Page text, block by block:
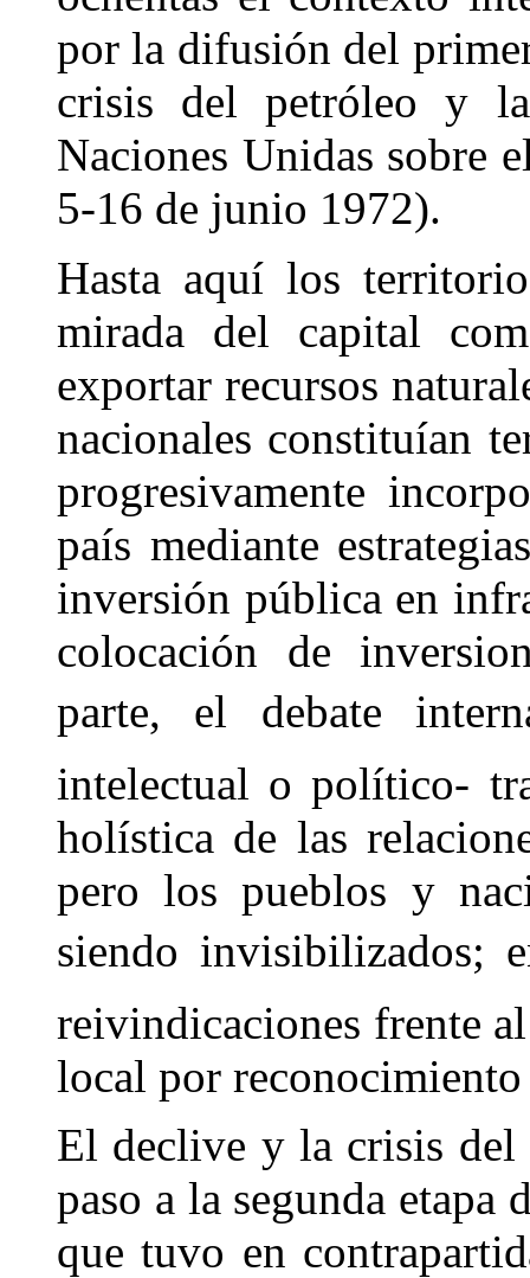
por la difusión del
crisis del petróleo y
Naciones Unidas sobre
5-16 de junio 1972).
Hasta aquí los
mirada del capital
exportar recursos
nacionales constituían
progresivamente
país mediante
inversión pública en
colocación de
parte, el debate
intelectual o político-
holística de las
pero los pueblos y
siendo
reivindicaciones frente
local por
El declive y la crisis del
paso a la segunda
que tuvo en